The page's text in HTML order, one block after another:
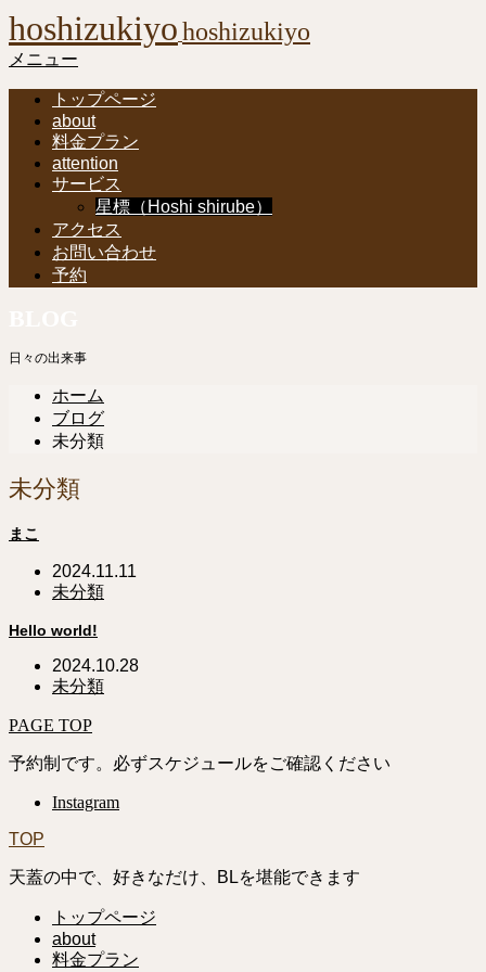
hoshizukiyohoshizukiyo
メニュー
トップページ
about
料金プラン
attention
サービス
星標（Hoshi shirube）
アクセス
お問い合わせ
予約
日々の出来事
ホーム
ブログ
未分類
未分類
まこ
2024.11.11
未分類
Hello world!
2024.10.28
未分類
PAGE TOP
予約制です。必ずスケジュールをご確認ください
Instagram
TOP
天蓋の中で、好きなだけ、BLを堪能できます
トップページ
about
料金プラン